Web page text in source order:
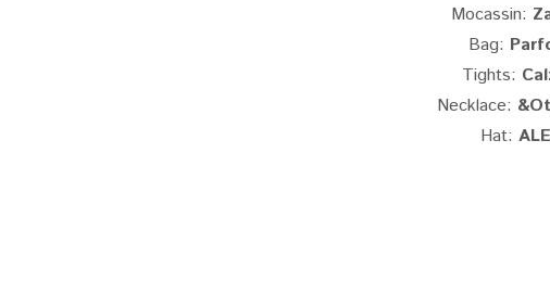
Mocassin:
Bag:
Tights:
Necklace:
Hat: